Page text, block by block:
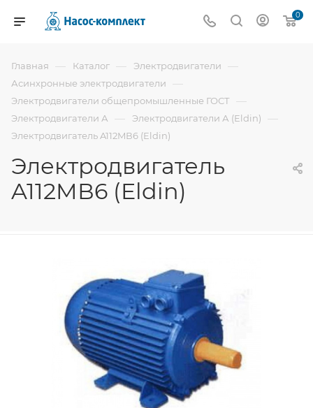
0
Главная — Каталог — Электродвигатели —
Асинхронные электродвигатели —
Электродвигатели общепромышленные ГОСТ —
Электродвигатели А — Электродвигатели А (Eldin) —
Электродвигатель A112MВ6 (Eldin)
Электродвигатель
A112MВ6 (Eldin)